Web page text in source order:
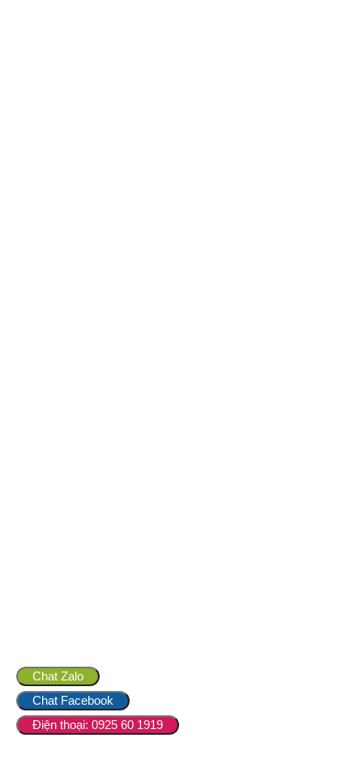
Chat Zalo
Chat Facebook
Điện thoại: 0925 60 1919